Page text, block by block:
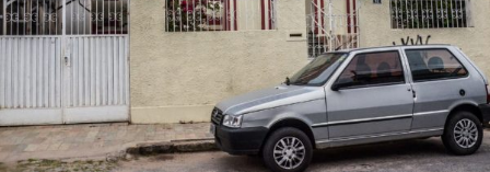
CONTATO
FICHA
TÉCNICA